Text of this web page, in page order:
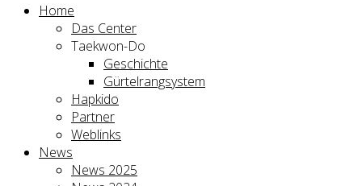
Home
Das Center
Taekwon-Do
Geschichte
Gürtelrangsystem
Hapkido
Partner
Weblinks
News
News 2025